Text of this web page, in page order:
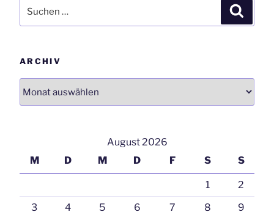
nach:
ARCHIV
August 2026
M
D M D F S S
1
2
3
4 5 6 7 8 9